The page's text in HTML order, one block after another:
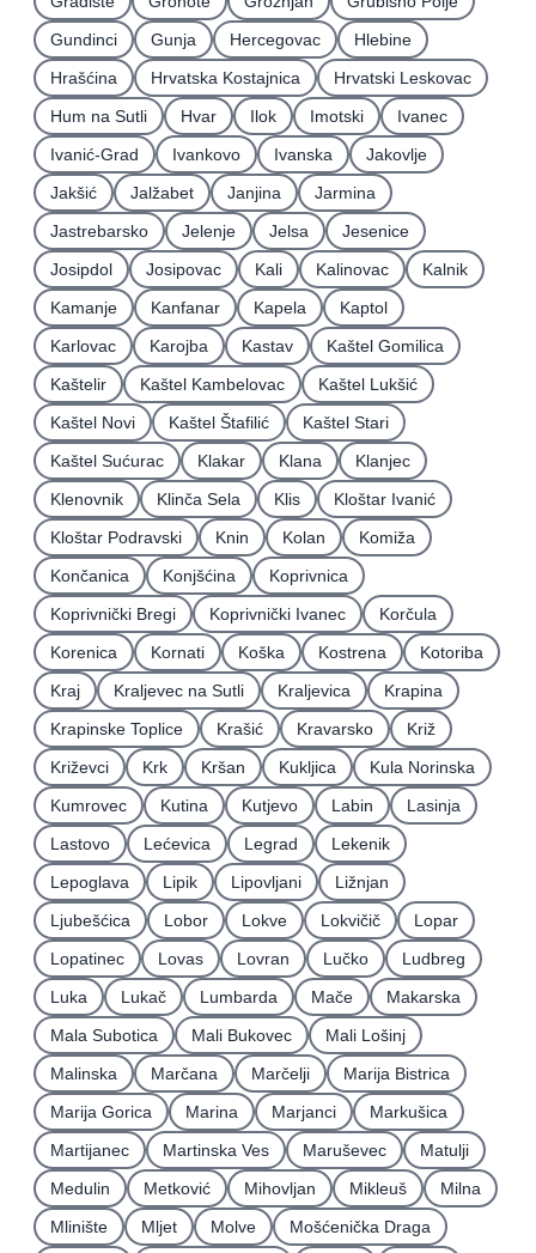
Gundinci
Gunja Hercegovac
Hlebine
Hrašćina
Hrvatska Kostajnica
Hrvatski Leskovac
Hum na Sutli
Hvar Ilok Imotski
Ivanec
Ivanić-Grad
Ivankovo Ivanska
Jakovlje
Jakšić
Jalžabet Janjina
Jarmina
Jastrebarsko
Jelenje Jelsa
Jesenice
Josipdol
Josipovac Kali Kalinovac
Kalnik
Kamanje
Kanfanar Kapela
Kaptol
Karlovac
Karojba Kastav
Kaštel Gomilica
Kaštelir
Kaštel Kambelovac
Kaštel Lukšić
Kaštel Novi
Kaštel Štafilić
Kaštel Stari
Kaštel Sućurac
Klakar Klana
Klanjec
Klenovnik
Klinča Sela Klis
Kloštar Ivanić
Kloštar Podravski
Knin Kolan
Komiža
Končanica
Konjšćina
Koprivnica
Koprivnički Bregi
Koprivnički Ivanec
Korčula
Korenica
Kornati Koška Kostrena
Kotoriba
Kraj
Kraljevec na Sutli Kraljevica
Krapina
Krapinske Toplice
Krašić Kravarsko
Križ
Križevci
Krk Kršan Kukljica
Kula Norinska
Kumrovec
Kutina Kutjevo Labin
Lasinja
Lastovo
Lećevica Legrad
Lekenik
Lepoglava
Lipik Lipovljani
Ližnjan
Ljubešćica
Lobor Lokve Lokvičič
Lopar
Lopatinec
Lovas Lovran Lučko
Ludbreg
Luka
Lukač Lumbarda Mače
Makarska
Mala Subotica
Mali Bukovec
Mali Lošinj
Malinska
Marčana Marčelji
Marija Bistrica
Marija Gorica
Marina Marjanci
Markušica
Martijanec
Martinska Ves Maruševec
Matulji
Medulin
Metković Mihovljan Mikleuš
Milna
Mlinište
Mljet Molve
Mošćenička Draga